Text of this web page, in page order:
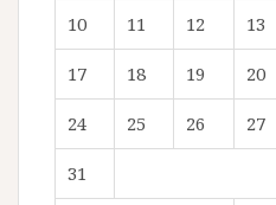
10 11 12 13
17 18 19 20
24 25 26 27
31